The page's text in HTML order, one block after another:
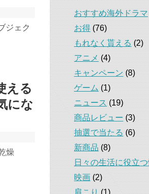
ジェク
える
にな
燥
おすすめ海外ドラマ
お得(76)
もれなく貰える(2)
アニメ(4)
キャンペーン(8)
ゲーム(1)
ニュース(19)
商品レビュー(3)
抽選で当たる(6)
新商品(8)
日々の生活に役立
映画(2)